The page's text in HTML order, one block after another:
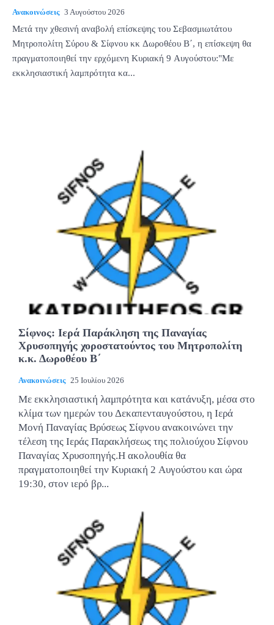
Ανακοινώσεις 3 Αυγούστου 2026
Μετά την χθεσινή αναβολή επίσκεψης του Σεβασμιωτάτου
Μητροπολίτη Σύρου & Σίφνου κκ Δωροθέου Β΄, η επίσκεψη θα
πραγματοποιηθεί την ερχόμενη Κυριακή 9 Αυγούστου:"Με
εκκλησιαστική λαμπρότητα κα...
Σίφνος: Ιερά Παράκληση της Παναγίας
Χρυσοπηγής χοροστατούντος του Μητροπολίτη
κ.κ. Δωροθέου Β΄
Ανακοινώσεις 25 Ιουλίου 2026
Με εκκλησιαστική λαμπρότητα και κατάνυξη, μέσα στο
κλίμα των ημερών του Δεκαπενταυγούστου, η Ιερά
Μονή Παναγίας Βρύσεως Σίφνου ανακοινώνει την
τέλεση της Ιεράς Παρακλήσεως της πολιούχου Σίφνου
Παναγίας Χρυσοπηγής.Η ακολουθία θα
πραγματοποιηθεί την Κυριακή 2 Αυγούστου και ώρα
19:30, στον ιερό βρ...